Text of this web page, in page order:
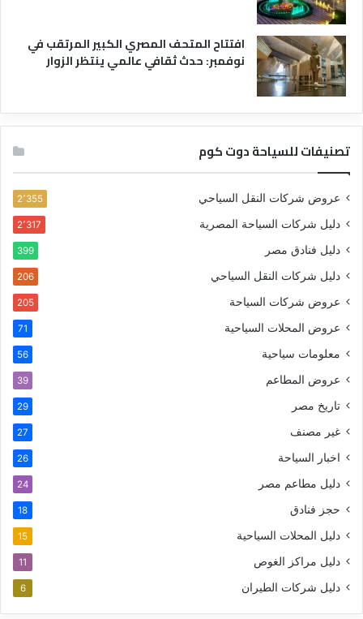
افتتاح المتحف المصري الكبير المرتقب في
نوفمبر: حدث ثقافي عالمي ينتظر الزوار
تصنيفات للسياحة دوت كوم
عروض شركات النقل السياحي 2٬355
دليل شركات السياحة المصرية 2٬317
دليل فنادق مصر 399
دليل شركات النقل السياحي 206
عروض شركات السياحة 205
عروض المحلات السياحية 71
معلومات سياحية 56
عروض المطاعم 39
تاريخ مصر 29
غير مصنف 27
اخبار السياحة 26
دليل مطاعم مصر 24
حجز فنادق 18
دليل المحلات السياحية 15
دليل مراكز الغوص 11
دليل شركات الطيران 6